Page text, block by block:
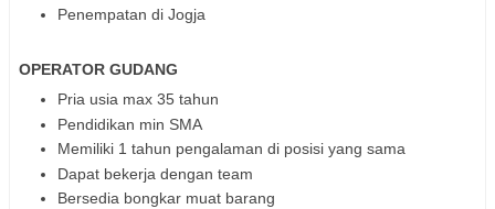
Penempatan di Jogja
OPERATOR GUDANG
Pria usia max 35 tahun
Pendidikan min SMA
Memiliki 1 tahun pengalaman di posisi yang sama
Dapat bekerja dengan team
Bersedia bongkar muat barang